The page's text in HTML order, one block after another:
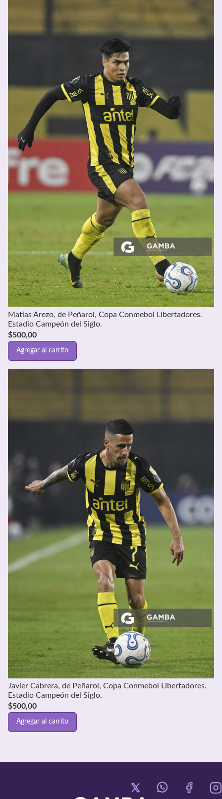
Matías Arezo, de Peñarol, Copa Conmebol Libertadores.
Estadio Campeón del Siglo.
$500,00
Agregar al carrito
Javier Cabrera, de Peñarol, Copa Conmebol Libertadores.
Estadio Campeón del Siglo.
$500,00
Agregar al carrito